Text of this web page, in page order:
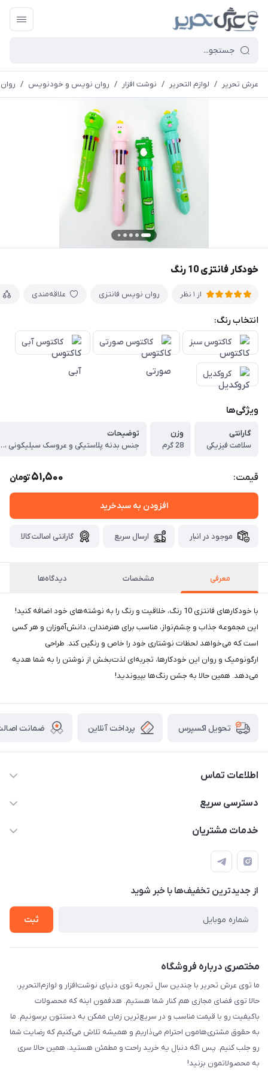
عرش تحریر / لوازم التحریر / نوشت افزار / روان نویس و خودنویس /
خودکار فانتزی 10 رنگ
از 1 نظر روان نویس فانتزی علاقه‌مندی
انتخاب رنگ:
کاکتوس سبز کاکتوس صورتی کاکتوس آبی
کروکدیل
ویژگی‌ها
گارانتی
سلامت فیزیکی
وزن
28 گرم
توضیحات
جنس بدنه پلاستیکی و عروسک سیلیکونی ، بسیار روان در 10 رنگ مختلف (
قیمت: 51,500تومان
افزودن به سبدخرید
موجود در انبار ارسال سریع گارانتی اصالت کالا
معرفی مشخصات دیدگاه‌ها
با خودکارهای فانتزی 10 رنگ، خلاقیت و رنگ را به نوشته‌های خود اضافه کنید!
این مجموعه جذاب و چشم‌نواز، مناسب برای هنرمندان، دانش‌آموزان و هر کسی
است که می‌خواهد لحظات نوشتاری خود را خاص و رنگین کند. طراحی
ارگونومیک و روان این خودکارها، تجربه‌ای لذت‌بخش از نوشتن را به شما هدیه
می‌دهد. همین حالا به جشن رنگ‌ها بپیوندید!
تحویل اکسپرس پرداخت آنلاین ضمانت
اطلاعات تماس
2424 3672 - 021
دسترسی سریع
لیست محصولات
راهنما
خدمات مشتریان
پرداخت الکترونیکی امن
رویه ارسال کالا
حریم خصوصی
تماس با ما
از جدید‌ترین تخفیف‌ها با‌ خبر شوید
ثبت
مختصری درباره فروشگاه
ما توی عرش تحریر با چندین سال تجربه توی دنیای نوشت‌افزار و لوازم‌التحریر،
حالا توی فضای مجازی هم کنار شما هستیم. هدفمون اینه که محصولات
باکیفیت رو با قیمت مناسب و در سریع‌ترین زمان ممکن به دستتون برسونیم. ما
به حقوق مشتری‌هامون احترام می‌ذاریم و همیشه تلاش می‌کنیم که رضایت شما
رو جلب کنیم. پس اگه دنبال یه خرید راحت و مطمئن هستید، همین حالا سری
به محصولاتمون بزنید!